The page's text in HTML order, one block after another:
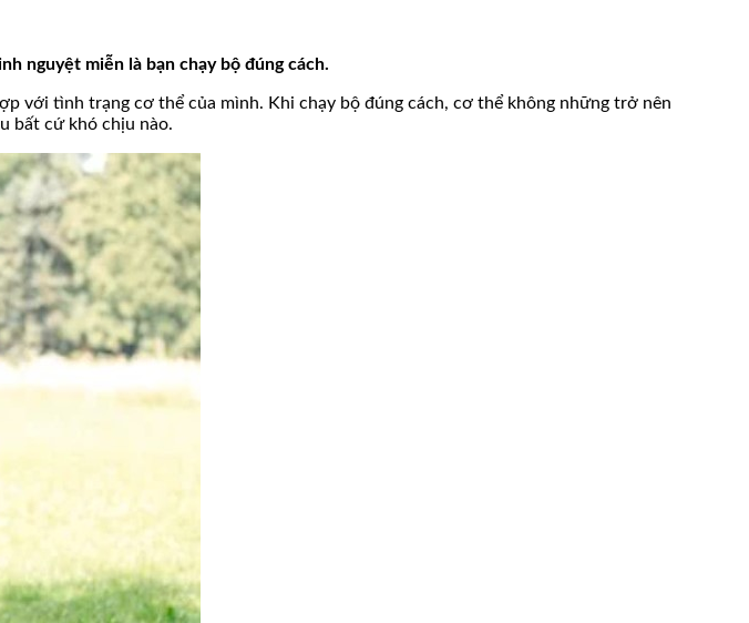
nguyệt miễn là bạn chạy bộ đúng cách.
với tình trạng cơ thể của mình. Khi chạy bộ đúng cách, cơ thể không những trở nên
bất cứ khó chịu nào.